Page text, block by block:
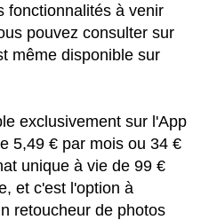
fonctionnalités à venir
pouvez consulter sur
même disponible sur
exclusivement sur l'App
5,49 € par mois ou 34 €
unique à vie de 99 €
et c'est l'option à
retoucheur de photos